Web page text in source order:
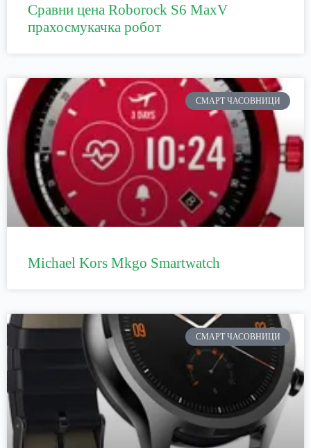
Сравни цена Roborock S6 MaxV
прахосмукачка робот
СМАРТ ЧАСОВНИЦИ
Michael Kors Mkgo Smartwatch
СМАРТ ЧАСОВНИЦИ